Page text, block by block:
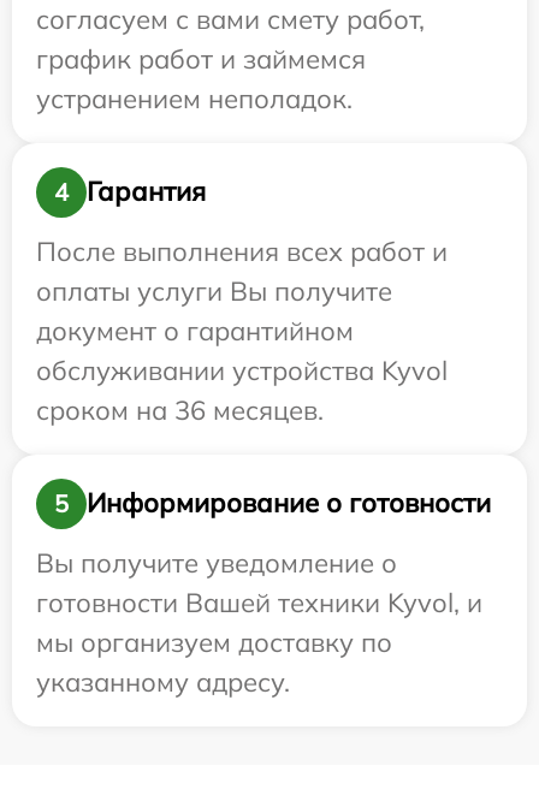
согласуем с вами смету работ,
график работ и займемся
устранением неполадок.
4
Гарантия
После выполнения всех работ и
оплаты услуги Вы получите
документ о гарантийном
обслуживании устройства Kyvol
сроком на 36 месяцев.
5
Информирование о готовности
Вы получите уведомление о
готовности Вашей техники Kyvol, и
мы организуем доставку по
указанному адресу.